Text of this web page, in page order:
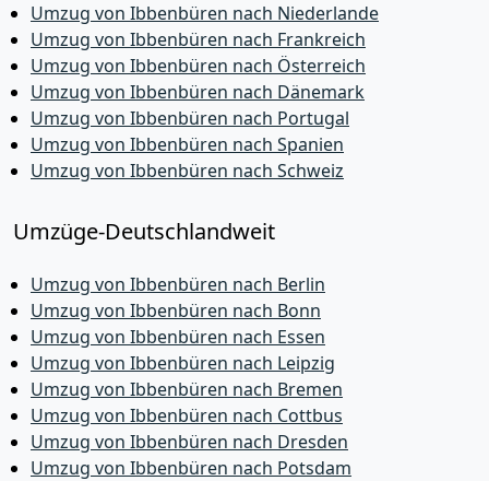
Umzug von Ibbenbüren nach Niederlande
Umzug von Ibbenbüren nach Frankreich
Umzug von Ibbenbüren nach Österreich
Umzug von Ibbenbüren nach Dänemark
Umzug von Ibbenbüren nach Portugal
Umzug von Ibbenbüren nach Spanien
Umzug von Ibbenbüren nach Schweiz
Umzüge-Deutschlandweit
Umzug von Ibbenbüren nach Berlin
Umzug von Ibbenbüren nach Bonn
Umzug von Ibbenbüren nach Essen
Umzug von Ibbenbüren nach Leipzig
Umzug von Ibbenbüren nach Bremen
Umzug von Ibbenbüren nach Cottbus
Umzug von Ibbenbüren nach Dresden
Umzug von Ibbenbüren nach Potsdam